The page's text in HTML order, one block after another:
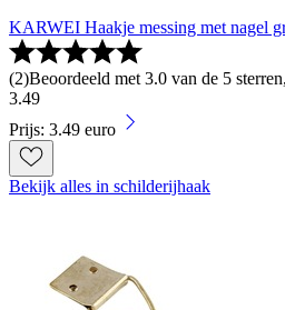
KARWEI Haakje messing met nagel
(2)Beoordeeld met 3.0 van de 5
3.49
Prijs: 3.49 euro
Bekijk alles in schilderijhaak